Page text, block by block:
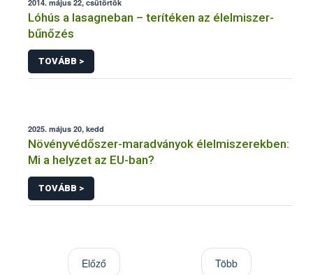
2014. május 22, csütörtök
Lóhús a lasagneban – terítéken az élelmiszer-
bűnőzés
TOVÁBB >
2025. május 20, kedd
Növényvédőszer-maradványok élelmiszerekben:
Mi a helyzet az EU-ban?
TOVÁBB >
Előző Több